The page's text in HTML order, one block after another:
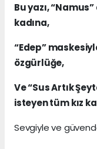
Bu yazı,
kadına,
“Edep”
özgürlüğe,
Ve “Sus Artık
isteyen tüm kız
Sevgiyle ve